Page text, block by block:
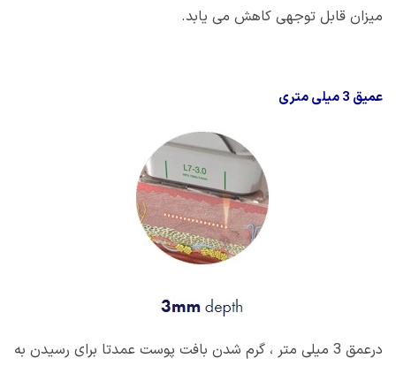
میزان قابل توجهی کاهش می یابد.
عمیق 3 میلی متری
درعمق 3 میلی متر ، گرم شدن بافت پوست عمدتا برای رسیدن به